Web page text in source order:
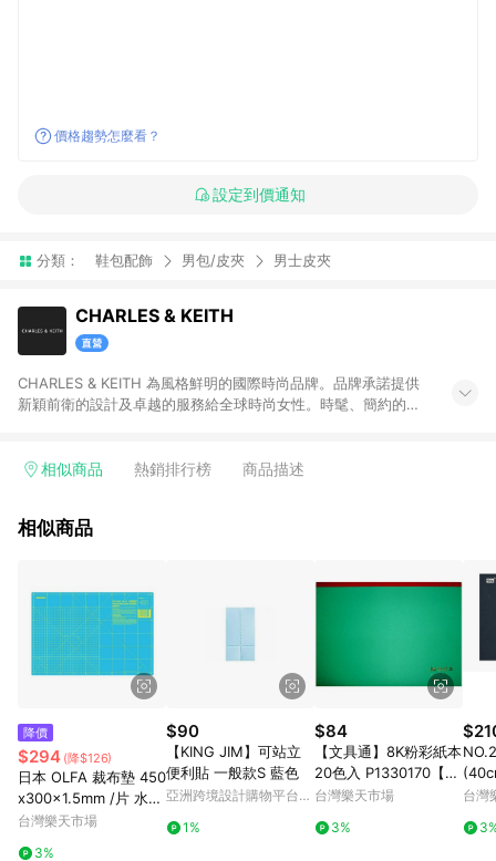
價格趨勢怎麼看？
設定到價通知
分類： 鞋包配飾 男包/皮夾 男士皮夾
CHARLES & KEITH
CHARLES & KEITH 為風格鮮明的國際時尚品牌。品牌承諾提供
新穎前衛的設計及卓越的服務給全球時尚女性。時髦、簡約的設
時內結帳才享有回饋，點數將於廠商出貨後 30天前後發送。若於
相似商品 熱銷排行榜 商品描述
相似商品
降價
$294 (降$126)
日本 OLFA 裁布墊 450
x300x1.5mm /片 水藍
（RM-IC-C/AQA）【A
台灣樂天市場
3%
$90
【KING JIM】可站立
便利貼 一般款S 藍色
亞洲跨境設計購物平台
1%
$84
【文具通】8K粉彩紙本
20色入 P1330170【A
PP滿額下單10%點數
點)】8/31止
台灣樂天市場
3%
台灣